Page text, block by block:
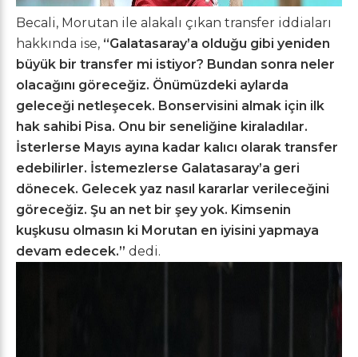
Becali, Morutan ile alakalı çıkan transfer iddiaları
hakkında ise, “Galatasaray’a olduğu gibi yeniden
büyük bir transfer mi istiyor? Bundan sonra neler
olacağını göreceğiz. Önümüzdeki aylarda
geleceği netleşecek. Bonservisini almak için ilk
hak sahibi Pisa. Onu bir seneliğine kiraladılar.
İsterlerse Mayıs ayına kadar kalıcı olarak transfer
edebilirler. İstemezlerse Galatasaray’a geri
dönecek. Gelecek yaz nasıl kararlar verileceğini
göreceğiz. Şu an net bir şey yok. Kimsenin
kuşkusu olmasın ki Morutan en iyisini yapmaya
devam edecek.” dedi.